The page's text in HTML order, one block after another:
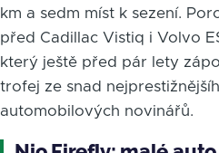
km a sedm míst k sezení.
před Cadillac Vistiq i Volvo
který ještě před pár lety
trofej ze snad
automobilových novinářů.